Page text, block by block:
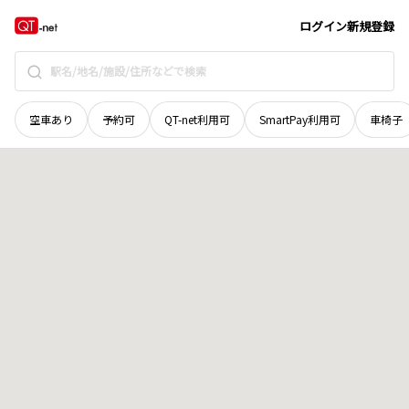
ログイン新規登録
空車あり 予約可 QT-net利用可 SmartPay利用可 車椅子
栃木県